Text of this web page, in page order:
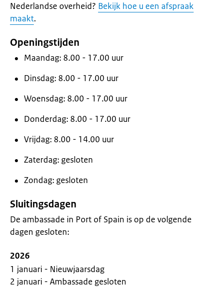
Nederlandse overheid? Bekijk hoe u een afspraak
maakt.
Openingstijden
Maandag: 8.00 - 17.00 uur
Dinsdag: 8.00 - 17.00 uur
Woensdag: 8.00 - 17.00 uur
Donderdag: 8.00 - 17.00 uur
Vrijdag: 8.00 - 14.00 uur
Zaterdag: gesloten
Zondag: gesloten
Sluitingsdagen
De ambassade in Port of Spain is op de volgende
dagen gesloten:
2026
1 januari - Nieuwjaarsdag
2 januari - Ambassade gesloten